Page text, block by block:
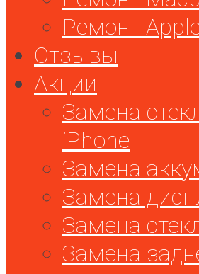
Ремонт
Отзывы
Акции
Замена
iPhone
Замена
Замена
Замена
Замена